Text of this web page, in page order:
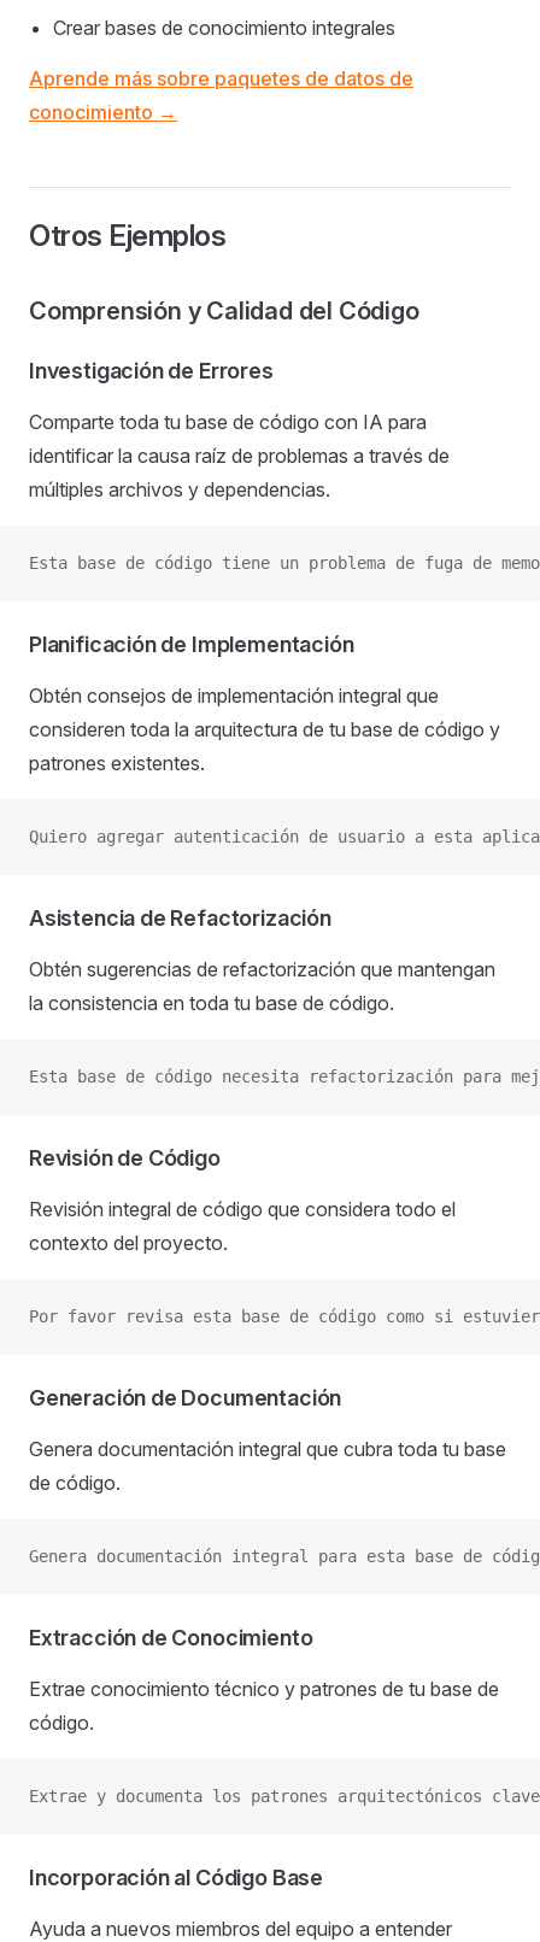
Crear bases de conocimiento integrales
Aprende más sobre paquetes de datos de
conocimiento →
Otros Ejemplos
Comprensión y Calidad del Código
Investigación de Errores
Comparte toda tu base de código con IA para
identificar la causa raíz de problemas a través de
múltiples archivos y dependencias.
Esta base de código tiene un problema de fuga de
Planificación de Implementación
Obtén consejos de implementación integral que
consideren toda la arquitectura de tu base de código y
patrones existentes.
Quiero agregar autenticación de usuario a esta
Asistencia de Refactorización
Obtén sugerencias de refactorización que mantengan
la consistencia en toda tu base de código.
Esta base de código necesita refactorización para
Revisión de Código
Revisión integral de código que considera todo el
contexto del proyecto.
Por favor revisa esta base de código como si
Generación de Documentación
Genera documentación integral que cubra toda tu base
de código.
Genera documentación integral para esta base de
Extracción de Conocimiento
Extrae conocimiento técnico y patrones de tu base de
código.
Extrae y documenta los patrones arquitectónicos
Incorporación al Código Base
Ayuda a nuevos miembros del equipo a entender